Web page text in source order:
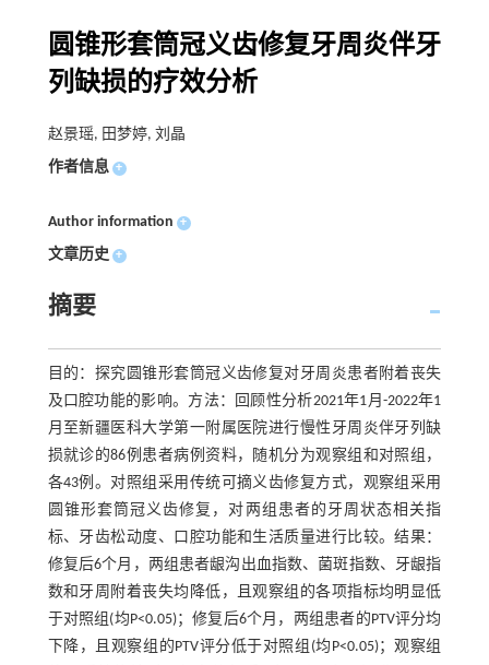
圆锥形套筒冠义齿修复牙周炎伴牙
列缺损的疗效分析
赵景瑶, 田梦婷, 刘晶
作者信息 +
Author information +
文章历史 +
摘要
目的：探究圆锥形套筒冠义齿修复对牙周炎患者附着丧失
及口腔功能的影响。方法：回顾性分析2021年1月-2022年1
月至新疆医科大学第一附属医院进行慢性牙周炎伴牙列缺
损就诊的86例患者病例资料，随机分为观察组和对照组，
各43例。对照组采用传统可摘义齿修复方式，观察组采用
圆锥形套筒冠义齿修复，对两组患者的牙周状态相关指
标、牙齿松动度、口腔功能和生活质量进行比较。结果：
修复后6个月，两组患者龈沟出血指数、菌斑指数、牙龈指
数和牙周附着丧失均降低，且观察组的各项指标均明显低
于对照组(均P<0.05)；修复后6个月，两组患者的PTV评分均
下降，且观察组的PTV评分低于对照组(均P<0.05)；观察组